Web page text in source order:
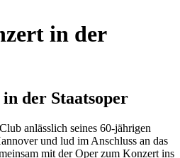
in der
der Staatsoper
anlässlich seines 60-jährigen
und lud im Anschluss an das
mit der Oper zum Konzert ins